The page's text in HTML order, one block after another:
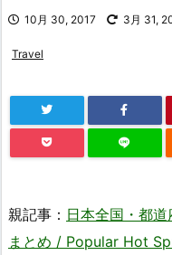
10月 30, 2017 3月 31,
Travel
親記事： 日本全国・都
まとめ / Popular Hot